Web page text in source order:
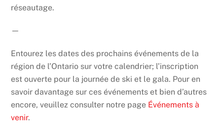
réseautage.
—
Entourez les dates des prochains événements de la
région de l’Ontario sur votre calendrier; l’inscription
est ouverte pour la journée de ski et le gala. Pour en
savoir davantage sur ces événements et bien d’autres
encore, veuillez consulter notre page Événements à
venir.